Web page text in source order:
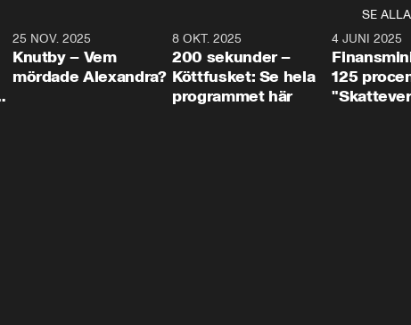
SE ALLA
31:05
25 NOV. 2025
Knutby – Vem
mördade Alexandra?
4:29
8 OKT. 2025
200 sekunder –
Köttfusket: Se hela
programmet här
4 JUNI 2025
125